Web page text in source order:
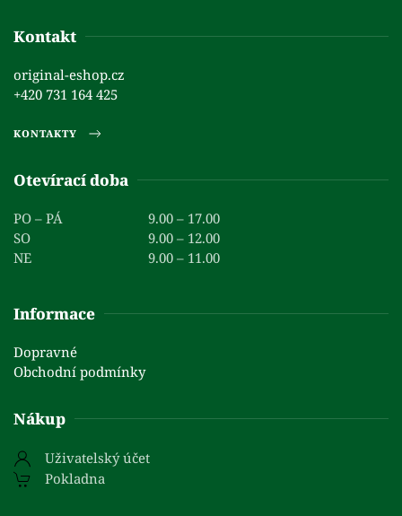
Kontakt
original-eshop.cz
+420 731 164 425
KONTAKTY
Otevírací doba
PO – PÁ
9.00 – 17.00
SO
9.00 – 12.00
NE
9.00 – 11.00
Informace
Dopravné
Obchodní podmínky
Nákup
Uživatelský účet
Pokladna